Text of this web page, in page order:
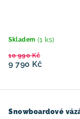
Skladem (1 ks)
9 790 Kč
10 990 Kč
Snowboardové